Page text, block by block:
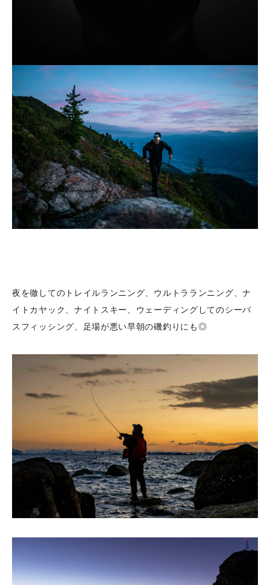
夜を徹してのトレイルランニング、ウルトラランニング、ナ
イトカヤック、ナイトスキー、ウェーディングしてのシーバ
スフィッシング、足場が悪い早朝の磯釣りにも◎